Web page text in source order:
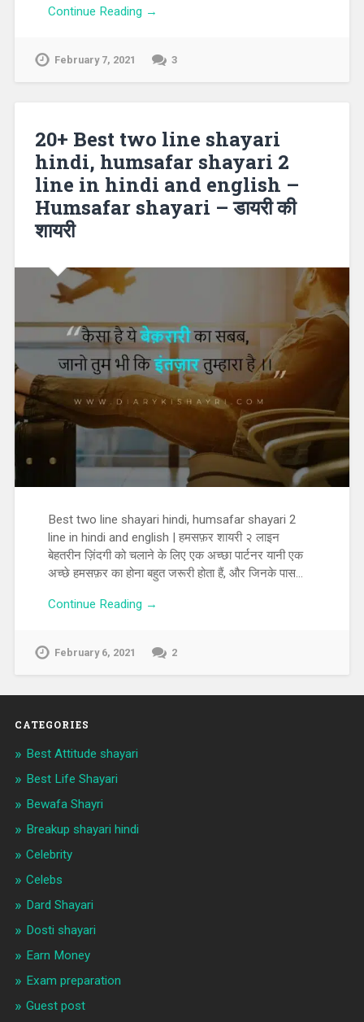
Continue Reading →
February 7, 2021 3
20+ Best two line shayari
hindi, humsafar shayari 2
line in hindi and english –
Humsafar shayari – डायरी की
शायरी
Best two line shayari hindi, humsafar shayari 2
line in hindi and english | हमसफ़र शायरी २ लाइन
बेहतरीन ज़िंदगी को चलाने के लिए एक अच्छा पार्टनर यानी एक
अच्छे हमसफ़र का होना बहुत जरूरी होता हैं, और जिनके पास…
Continue Reading →
February 6, 2021 2
CATEGORIES
Best Attitude shayari
Best Life Shayari
Bewafa Shayri
Breakup shayari hindi
Celebrity
Celebs
Dard Shayari
Dosti shayari
Earn Money
Exam preparation
Guest post